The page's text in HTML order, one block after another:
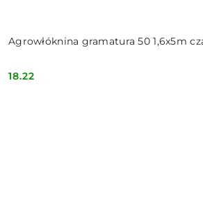
Agrowłóknina gramatura 50 1,6x5m
Cena:
18.22